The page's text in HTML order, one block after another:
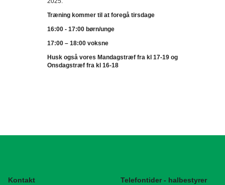
Træning kommer til at foregå tirsdage
16:00 - 17:00 børn/unge
17:00 – 18:00 voksne
Husk også vores Mandagstræf fra kl 17-19 og
Onsdagstræf fra kl 16-18
Kontakt Telefontider - halbestyrer